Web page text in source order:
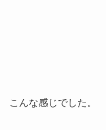
こんな感じでした。